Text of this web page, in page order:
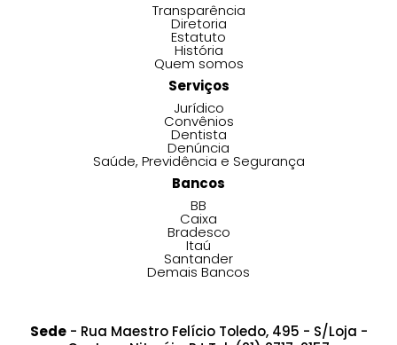
Transparência
Diretoria
Estatuto
História
Quem somos
Serviços
Jurídico
Convênios
Dentista
Denúncia
Saúde, Previdência e Segurança
Bancos
BB
Caixa
Bradesco
Itaú
Santander
Demais Bancos
Sede- Rua Maestro Felício Toledo, 495 - S/Loja -